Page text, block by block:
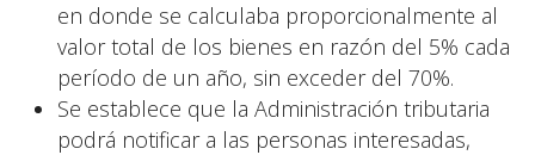
en donde se calculaba proporcionalmente al
valor total de los bienes en razón del 5% cada
período de un año, sin exceder del 70%.
Se establece que la Administración tributaria
podrá notificar a las personas interesadas,